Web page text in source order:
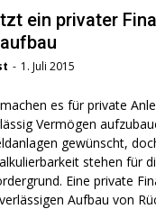
ein privater
- 1. Juli 2015
es für private
Vermögen
gewünscht,
stehen für
Eine private
Aufbau von